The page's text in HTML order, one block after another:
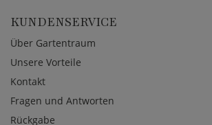
KUNDENSERVICE
Über Gartentraum
Unsere Vorteile
Kontakt
Fragen und Antworten
Rückgabe